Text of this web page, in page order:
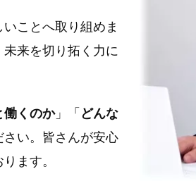
ことへ取り組めま
来を切り拓く力に
働くのか」「 どんな
い。 皆さんが安心
ます。